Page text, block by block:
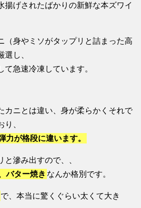
揚げされたばかりの新鮮な本ズワイ
（身やミソがタップリと詰まった高
し、
急速冷凍しています。
カニとは違い、身が柔らかくそれで
、
力が格段に違います。
滲み出すので、、
バター焼き なんか格別です。
で、本当に驚くぐらい太くて大き